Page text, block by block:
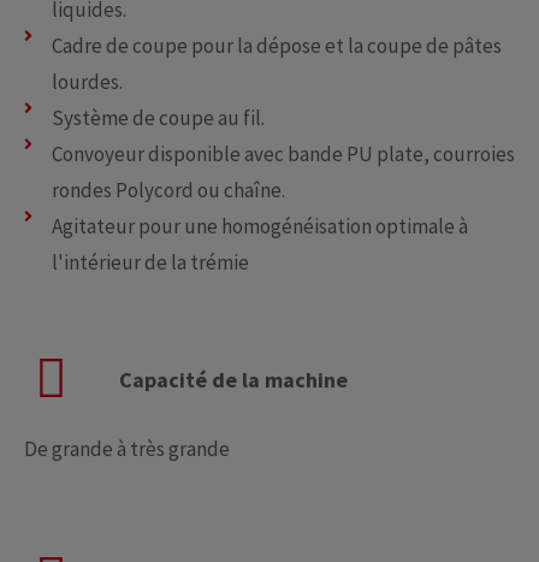
liquides.
Cadre de coupe pour la dépose et la coupe de pâtes
lourdes.
Système de coupe au fil.
Convoyeur disponible avec bande PU plate, courroies
rondes Polycord ou chaîne.
Agitateur pour une homogénéisation optimale à
l'intérieur de la trémie
Capacité de la machine
De grande à très grande